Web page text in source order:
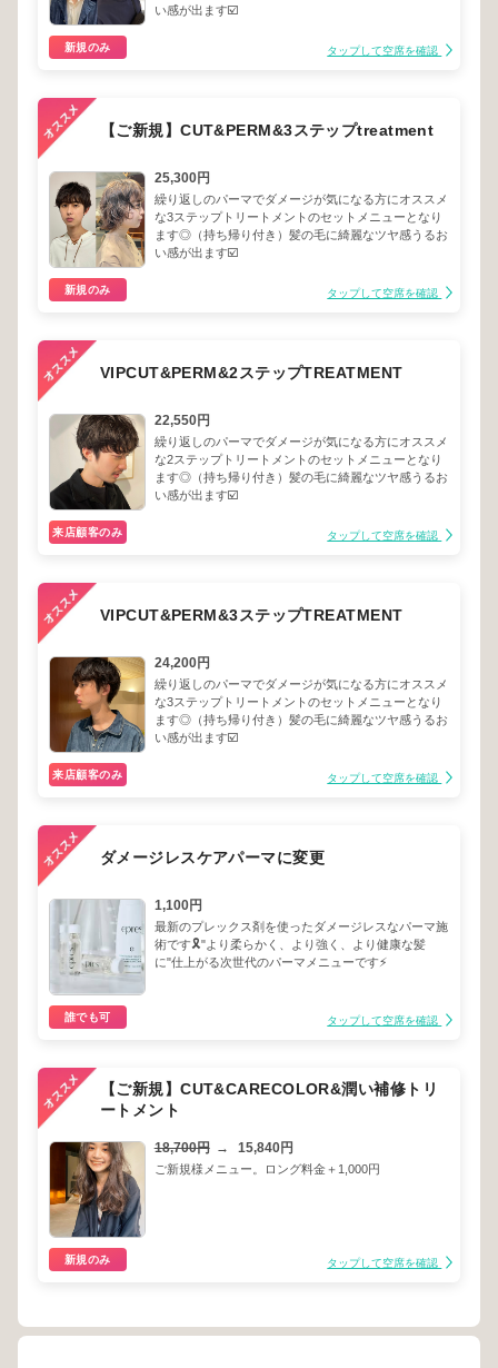
い感が出ます☑️
新規のみ タップして空席を確認
【ご新規】CUT&PERM&3ステップtreatment
25,300円
繰り返しのパーマでダメージが気になる方にオススメ
な3ステップトリートメントのセットメニューとなり
ます◎（持ち帰り付き）髪の毛に綺麗なツヤ感うるお
い感が出ます☑️
新規のみ タップして空席を確認
VIPCUT&PERM&2ステップTREATMENT
22,550円
繰り返しのパーマでダメージが気になる方にオススメ
な2ステップトリートメントのセットメニューとなり
ます◎（持ち帰り付き）髪の毛に綺麗なツヤ感うるお
い感が出ます☑️
来店顧客のみ タップして空席を確認
VIPCUT&PERM&3ステップTREATMENT
24,200円
繰り返しのパーマでダメージが気になる方にオススメ
な3ステップトリートメントのセットメニューとなり
ます◎（持ち帰り付き）髪の毛に綺麗なツヤ感うるお
い感が出ます☑️
来店顧客のみ タップして空席を確認
ダメージレスケアパーマに変更
1,100円
最新のプレックス剤を使ったダメージレスなパーマ施
術です🎗"より柔らかく、より強く、より健康な髪
に"仕上がる次世代のパーマメニューです⚡️
誰でも可 タップして空席を確認
【ご新規】CUT&CARECOLOR&潤い補修トリ
ートメント
18,700円 → 15,840円
ご新規様メニュー。ロング料金＋1,000円
新規のみ タップして空席を確認